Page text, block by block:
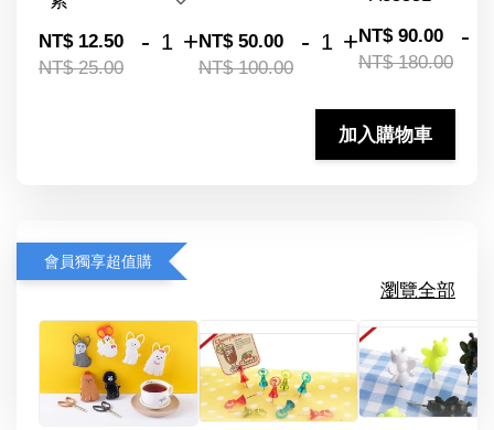
NT$ 12.50
NT$ 25.00
- +NT$ 50.00
NT$ 100.00
- +NT$ 90.00
NT$ 180.00
-
加入購物車
會員獨享超值購
瀏覽全部